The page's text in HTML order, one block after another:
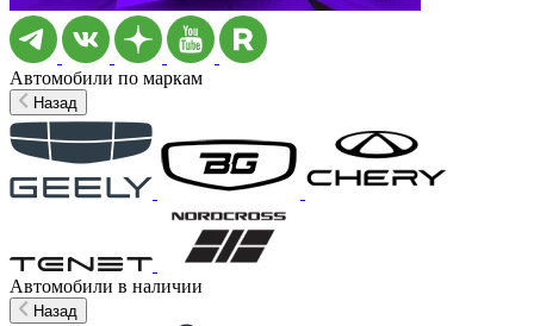
Автомобили по маркам
Назад
Автомобили в наличии
Назад